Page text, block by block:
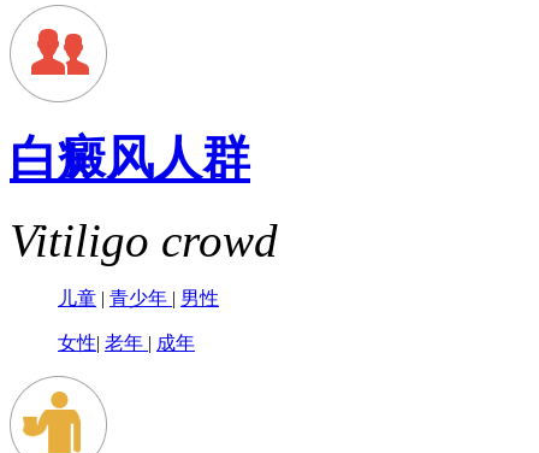
白癜风人群
Vitiligo crowd
儿童 | 青少年 | 男性
女性| 老年 | 成年